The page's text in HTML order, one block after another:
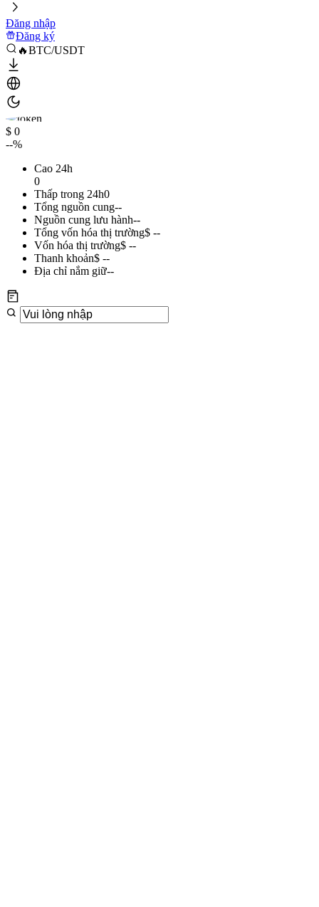
Đăng nhập
Đăng ký
🔥BTC/USDT
$ 0
--%
Cao 24h
0
Thấp trong 24h0
Tổng nguồn cung--
Nguồn cung lưu hành--
Tổng vốn hóa thị trường$ --
Vốn hóa thị trường$ --
Thanh khoản$ --
Địa chỉ nắm giữ--